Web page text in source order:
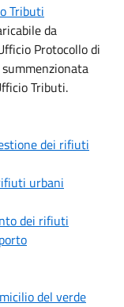
Tributi
da
Protocollo di
Tributi.
dei rifiuti
urbani
dei rifiuti
del verde